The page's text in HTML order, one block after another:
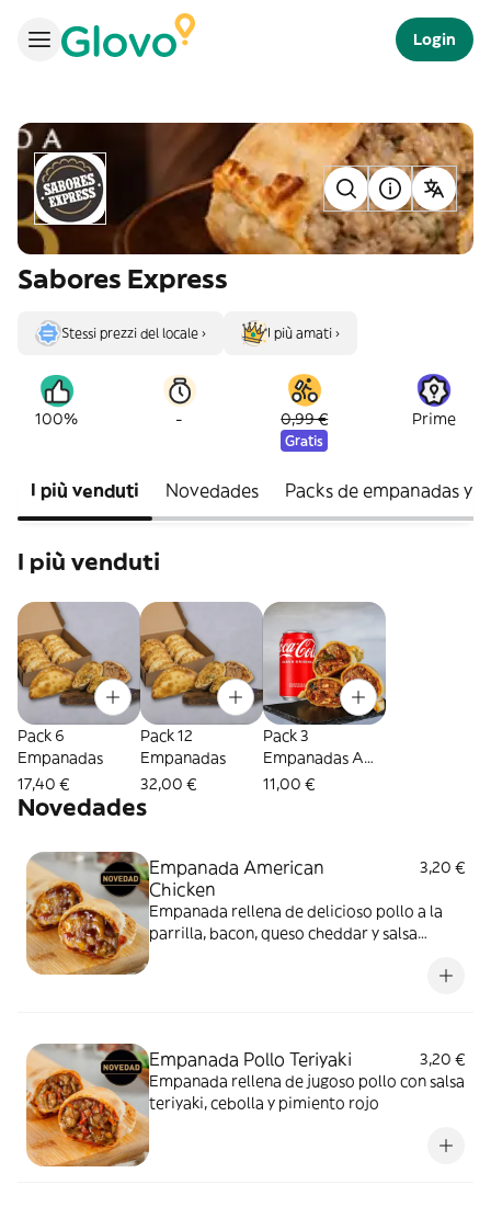
Login
Sabores Express
Stessi prezzi del locale › I più amati ›
100% - 0,99 €
Gratis
Prime
I più venduti Novedades Packs de empanadas y
I più venduti
Pack 6
Empanadas
17,40 €
Pack 12
Empanadas
32,00 €
Pack 3
Empanadas A
Elección +
11,00 €
Novedades
Empanada American
Chicken
3,20 €
Empanada rellena de delicioso pollo a la
parrilla, bacon, queso cheddar y salsa
Empanada Pollo Teriyaki
3,20 €
Empanada rellena de jugoso pollo con salsa
teriyaki, cebolla y pimiento rojo